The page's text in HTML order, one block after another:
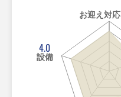
お迎え対応
4.0
設備